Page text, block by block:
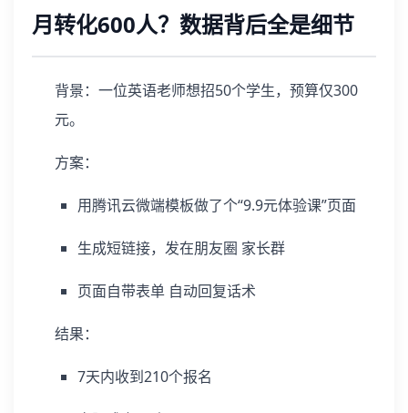
月转化600人？数据背后全是细节
背景：一位英语老师想招50个学生，预算仅300
元。
方案：
用腾讯云微端模板做了个“9.9元体验课”页面
生成短链接，发在朋友圈 家长群
页面自带表单 自动回复话术
结果：
7天内收到210个报名